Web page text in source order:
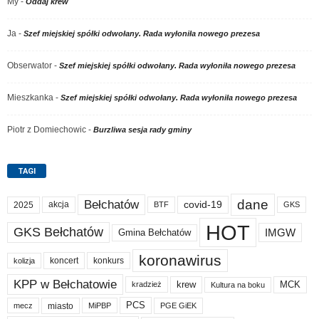
Ja - Szef miejskiej spółki odwołany. Rada wyłoniła nowego prezesa
Obserwator - Szef miejskiej spółki odwołany. Rada wyłoniła nowego prezesa
Mieszkanka - Szef miejskiej spółki odwołany. Rada wyłoniła nowego prezesa
Piotr z Domiechowic - Burzliwa sesja rady gminy
TAGI
2025 akcja Bełchatów BTF covid-19 dane GKS
GKS Bełchatów Gmina Bełchatów HOT IMGW
kolizja koncert konkurs koronawirus
KPP w Bełchatowie kradzież krew Kultura na boku MCK
mecz miasto MiPBP PCS PGE GiEK